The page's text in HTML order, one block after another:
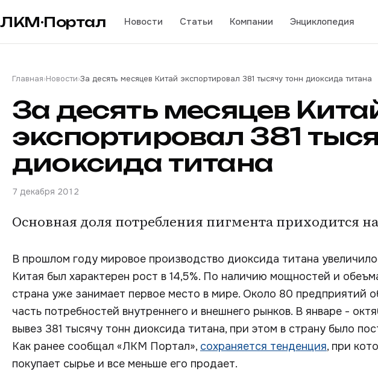
ЛКМ·Портал Новости Статьи Компании Энциклопедия
Главная›Новости›За десять месяцев Китай экспортировал 381 тысячу тонн диоксида титана
За десять месяцев
экспортировал 381
диоксида титана
7 декабря 2012
Основная доля потребления пигмента приходится
В прошлом году мировое производство диоксида титана
Китая был характерен рост в 14,5%. По наличию мощностей и
страна уже занимает первое место в мире. Около 80 предприятий
часть потребностей внутреннего и внешнего рынков. В январе -
вывез 381 тысячу тонн диоксида титана, при этом в страну было
Как ранее сообщал «ЛКМ Портал», сохраняется тенденция, при
покупает сырье и все меньше его продает.